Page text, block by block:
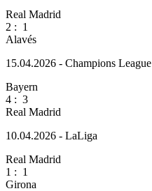
Real Madrid
2 : 1
Alavés
15.04.2026 - Champions League
Bayern
4 : 3
Real Madrid
10.04.2026 - LaLiga
Real Madrid
1 : 1
Girona